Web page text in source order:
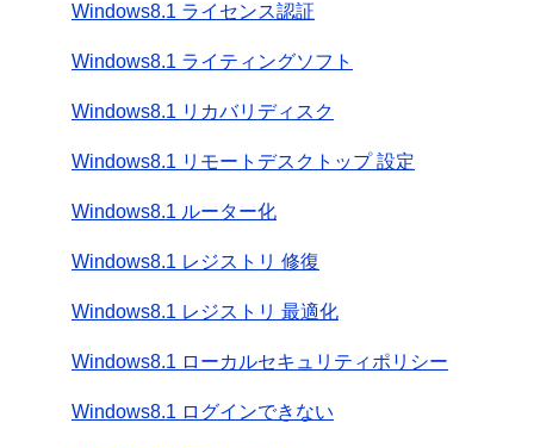
Windows8.1 ライセンス認証
Windows8.1 ライティングソフト
Windows8.1 リカバリディスク
Windows8.1 リモートデスクトップ 設定
Windows8.1 ルーター化
Windows8.1 レジストリ 修復
Windows8.1 レジストリ 最適化
Windows8.1 ローカルセキュリティポリシー
Windows8.1 ログインできない